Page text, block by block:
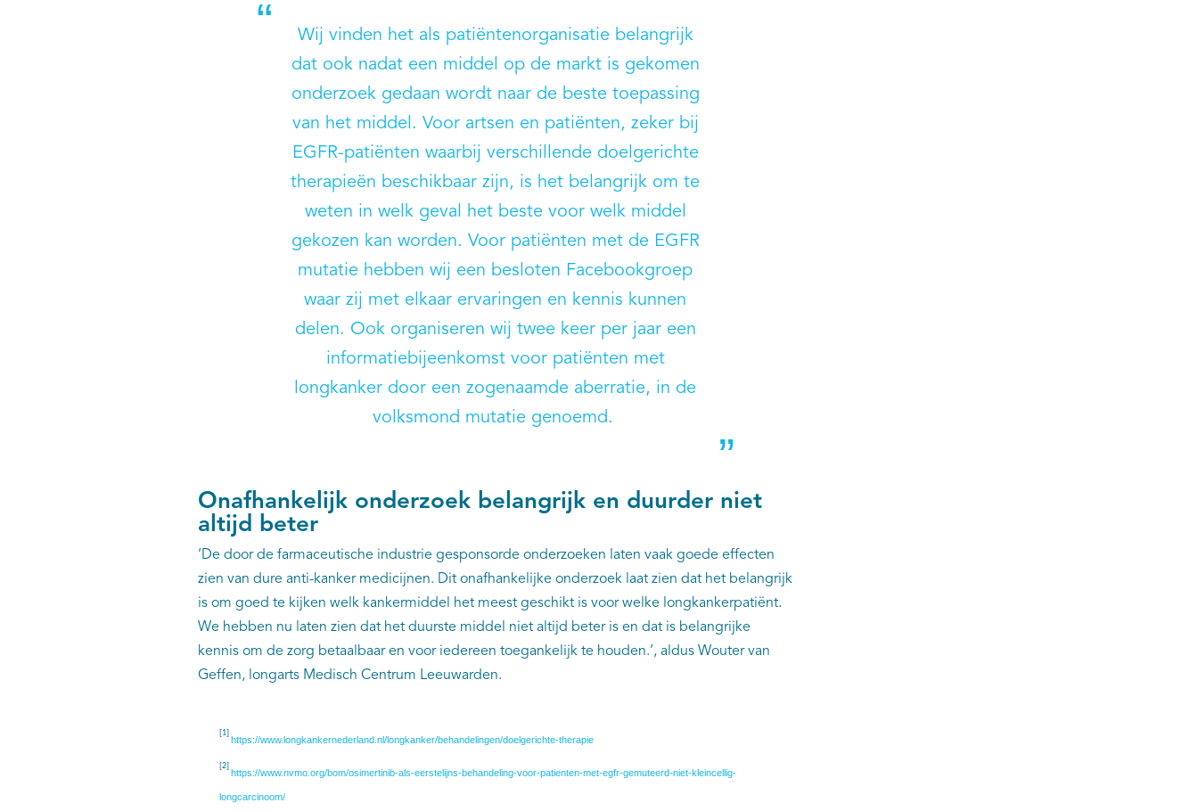
Wij vinden het als patiëntenorganisatie belangrijk
dat ook nadat een middel op de markt is gekomen
onderzoek gedaan wordt naar de beste toepassing
van het middel. Voor artsen en patiënten, zeker bij
EGFR-patiënten waarbij verschillende doelgerichte
therapieën beschikbaar zijn, is het belangrijk om te
weten in welk geval het beste voor welk middel
gekozen kan worden. Voor patiënten met de EGFR
mutatie hebben wij een besloten Facebookgroep
waar zij met elkaar ervaringen en kennis kunnen
delen. Ook organiseren wij twee keer per jaar een
informatiebijeenkomst voor patiënten met
longkanker door een zogenaamde aberratie, in de
volksmond mutatie genoemd.
Onafhankelijk onderzoek belangrijk en duurder niet
altijd beter
‘De door de farmaceutische industrie gesponsorde onderzoeken laten vaak goede effecten
zien van dure anti-kanker medicijnen. Dit onafhankelijke onderzoek laat zien dat het belangrijk
is om goed te kijken welk kankermiddel het meest geschikt is voor welke longkankerpatiënt.
We hebben nu laten zien dat het duurste middel niet altijd beter is en dat is belangrijke
kennis om de zorg betaalbaar en voor iedereen toegankelijk te houden.’, aldus Wouter van
Geffen, longarts Medisch Centrum Leeuwarden.
[1]
https://www.longkankernederland.nl/longkanker/behandelingen/doelgerichte-therapie
[2]
https://www.nvmo.org/bom/osimertinib-als-eerstelijns-behandeling-voor-patienten-met-egfr-gemuteerd-niet-kleincellig-
longcarcinoom/